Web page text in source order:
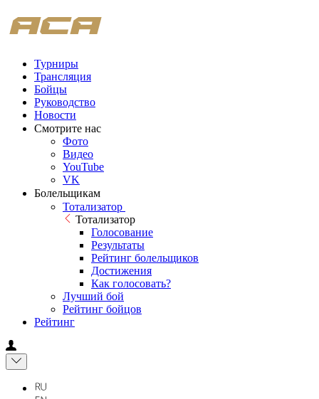
Турниры
Трансляция
Бойцы
Руководство
Новости
Смотрите нас
Фото
Видео
YouTube
VK
Болельщикам
Тотализатор
Тотализатор
Голосование
Результаты
Рейтинг болельщиков
Достижения
Как голосовать?
Лучший бой
Рейтинг бойцов
Рейтинг